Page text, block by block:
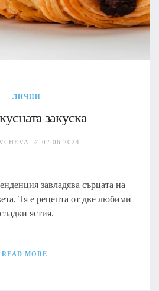
ЛИЧНИ
закуска
02.06.2024
завладява сърцата на
Тя е рецепта от две любими
сладки ястия.
READ MORE